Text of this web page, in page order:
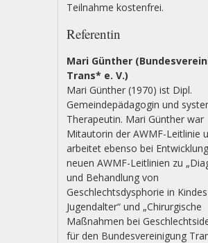
Teilnahme kostenfrei.
Referentin
Mari Günther
Trans* e. V.)
Mari Günther (1970) ist Dipl.
Gemeindepädagogin und
Therapeutin. Mari Günther war
Mitautorin der AWMF-Leitlinie
arbeitet ebenso bei
neuen AWMF-Leitlinien zu
und Behandlung von
Geschlechtsdysphorie in
Jugendalter“ und „Chirurgische
Maßnahmen bei
für den Bundesvereinigung